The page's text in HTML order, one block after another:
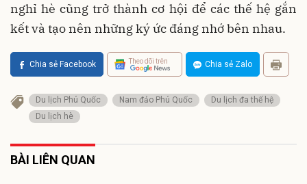
nghỉ hè cũng trở thành cơ hội để các thế hệ gắn
kết và tạo nên những ký ức đáng nhớ bên nhau.
Chia sẻ Facebook Theo dõi trên Chia sẻ Zalo
Du lịch Phú Quốc Nam đảo Phú Quốc
Du lịch đa thế hệ
Du lịch hè
BÀI LIÊN QUAN